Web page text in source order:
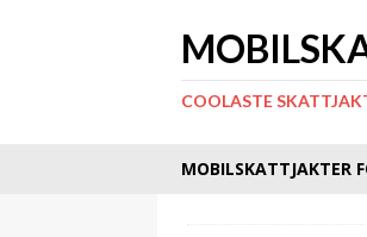
COOLASTE
MOBILSKATTJAKTER